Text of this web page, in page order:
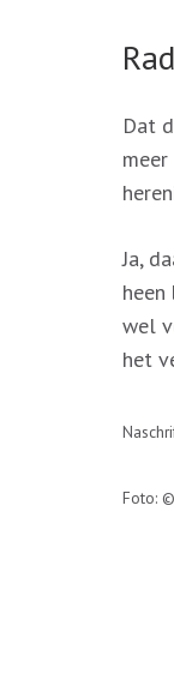
Dat
Ja,
wel
het
Foto: